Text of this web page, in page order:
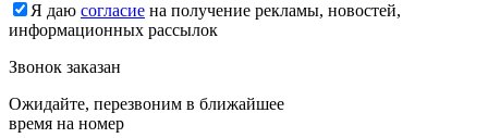
Я даю согласие на получение рекламы, новостей,
информационных рассылок
Звонок заказан
Ожидайте, перезвоним в ближайшее
время на номер